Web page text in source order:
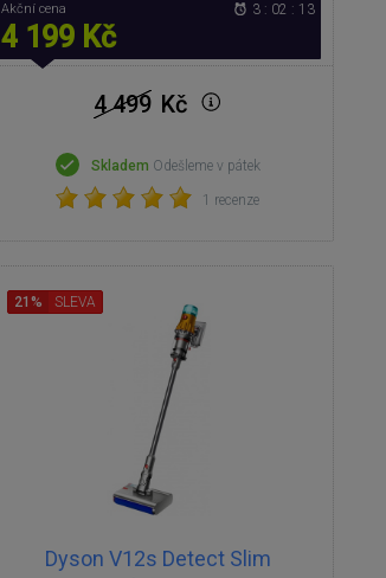
Akční cena
4 199 Kč
3 : 02 : 12
4 499 Kč
Skladem Odešleme v pátek
1 recenze
Dyson V12s Detect Slim
21% SLEVA